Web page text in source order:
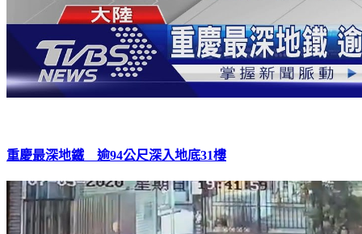
重慶最深地鐵 逾94公尺深入地底31樓